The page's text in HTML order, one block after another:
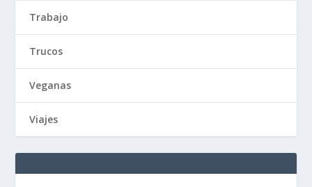
Trabajo
Trucos
Veganas
Viajes